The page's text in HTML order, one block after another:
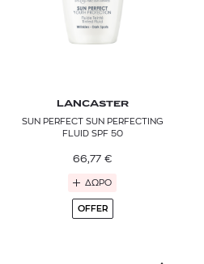
LANCASTER
SUN PERFECT SUN PERFECTING
FLUID SPF 50
66,77 €
ΔΩΡΟ
OFFER